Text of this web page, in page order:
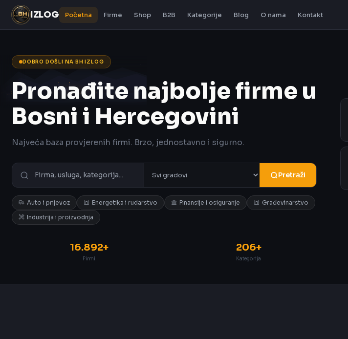
IZLOG Početna Firme Shop B2B Kategorije Blog O nama Kontakt
DOBRO DOŠLI NA BH IZLOG
Pronađite najbolje firme u
Bosni i Hercegovini
Najveća baza provjerenih firmi. Brzo, jednostavno i sigurno.
Pretraži
Auto i prijevoz Energetika i rudarstvo Finansije i osiguranje
Građevinarstvo
Industrija i proizvodnja
16.892+
Firmi
206+
Kategorija